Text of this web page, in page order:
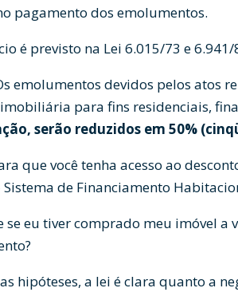
pagamento dos emolumentos.
é previsto na Lei 6.015/73 e
emolumentos devidos pelos atos
para fins residenciais,
serão reduzidos em 50%
que você tenha acesso ao
Sistema de Financiamento
se eu tiver comprado meu imóvel
hipóteses, a lei é clara quanto a